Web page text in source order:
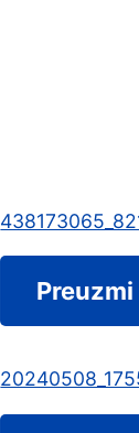
Preuzmi